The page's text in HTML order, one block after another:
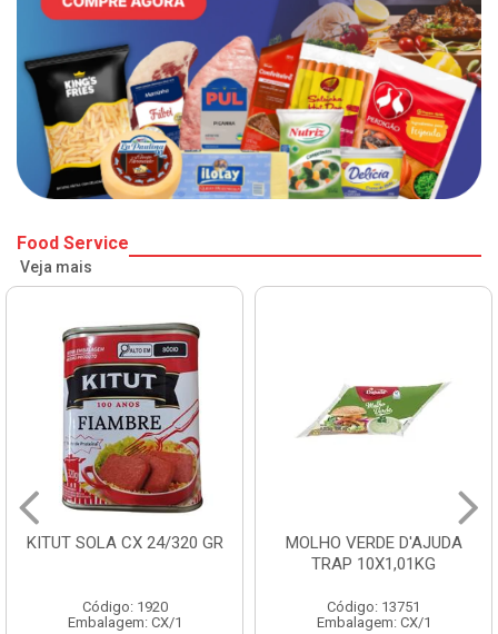
Food Service
Veja mais
MOLHO VERDE D'AJUDA
Código: 13751
Embalagem: CX/1
FRUTAS CRISTALIZADAS
CX 10KG
Código: 1785
Embalagem: KG/10